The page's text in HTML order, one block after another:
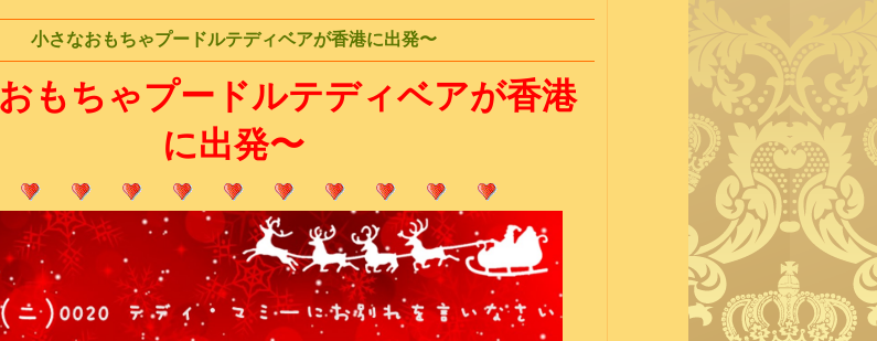
小さなおもちゃプードルテディベアが香港に出発〜
もちゃプードルテディベアが香港
に出発〜